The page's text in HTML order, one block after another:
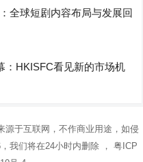
全球短剧内容布局与发展回
：HKISFC看见新的市场机
源于互联网，不作商业用途，如侵
我们将在24小时内删除 ，粤ICP